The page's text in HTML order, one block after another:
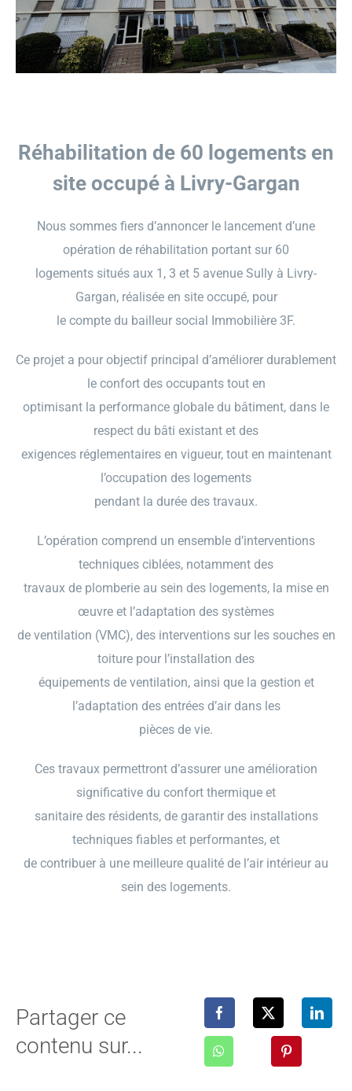
GECOP
Réhabilitation de 60 logements en
site occupé à Livry-Gargan
Nous sommes fiers d’annoncer le lancement d’une
opération de réhabilitation portant sur 60
logements situés aux 1, 3 et 5 avenue Sully à Livry-
Gargan, réalisée en site occupé, pour
le compte du bailleur social Immobilière 3F.
Ce projet a pour objectif principal d’améliorer durablement
le confort des occupants tout en
optimisant la performance globale du bâtiment, dans le
respect du bâti existant et des
exigences réglementaires en vigueur, tout en maintenant
l’occupation des logements
pendant la durée des travaux.
L’opération comprend un ensemble d’interventions
techniques ciblées, notamment des
travaux de plomberie au sein des logements, la mise en
œuvre et l’adaptation des systèmes
de ventilation (VMC), des interventions sur les souches en
toiture pour l’installation des
équipements de ventilation, ainsi que la gestion et
l’adaptation des entrées d’air dans les
pièces de vie.
Ces travaux permettront d’assurer une amélioration
significative du confort thermique et
sanitaire des résidents, de garantir des installations
techniques fiables et performantes, et
de contribuer à une meilleure qualité de l’air intérieur au
sein des logements.
Partager ce
contenu sur...